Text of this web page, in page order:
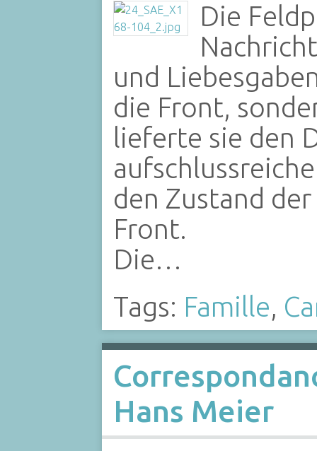
Die
und
die Front,
lieferte sie den
den Zustand
Front.
Die…
Tags: Famille,
Hans Meier